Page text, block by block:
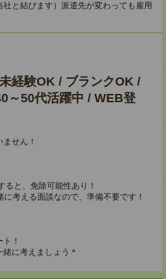
と結びます）派遣先が変わっても雇用
経験OK / ブランクOK /
～50代活躍中 / WEB登
せん！
と、免除可能性あり！
考える面談なので、準備不要です！
！
に考えましょう＊